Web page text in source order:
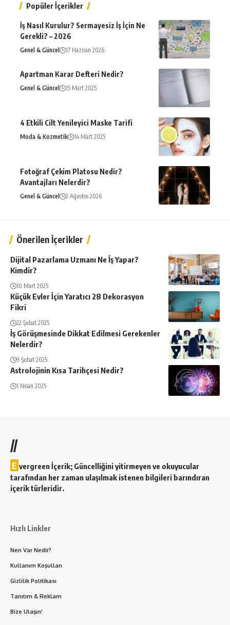
Popüler İçerikler
İş Nasıl Kurulur? Sermayesiz İş İçin Ne
Gerekli? – 2026
Genel & Güncel 17 Haziran 2026
Apartman Karar Defteri Nedir?
Genel & Güncel 15 Mart 2025
4 Etkili Cilt Yenileyici Maske Tarifi
Moda & Kozmetik 14 Mart 2025
Fotoğraf Çekim Platosu Nedir?
Avantajları Nelerdir?
Genel & Güncel 2 Ağustos 2026
Önerilen İçerikler
Dijital Pazarlama Uzmanı Ne İş Yapar?
Kimdir?
10 Mart 2025
Küçük Evler İçin Yaratıcı 28 Dekorasyon
Fikri
22 Şubat 2025
İş Görüşmesinde Dikkat Edilmesi Gerekenler
Nelerdir?
9 Şubat 2025
Astrolojinin Kısa Tarihçesi Nedir?
1 Nisan 2025
//
E vergreen İçerik; Güncelliğini yitirmeyen ve okuyucular
tarafından her zaman ulaşılmak istenen bilgileri barındıran
içerik türleridir.
Hızlı Linkler
Nen Var Nedir?
Kullanım Koşulları
Gizlilik Politikası
Tanıtım & Reklam
Bize Ulaşın!